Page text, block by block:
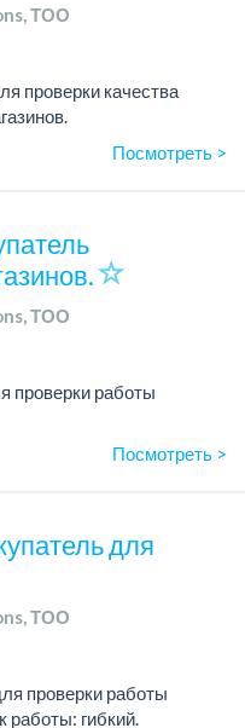
ТОО
проверки качества
Грамотная
Посмотреть >
ТОО
проверки работы
Грамотная
Посмотреть >
для
ТОО
проверки работы
работы: гибкий.